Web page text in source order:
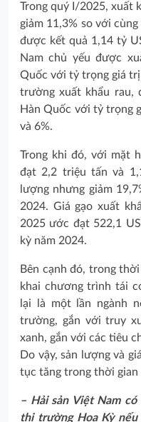
Trong quý I/2025, xuất
giảm 11,3% so với
được kết quả 1,14 tỷ
Nam chủ yếu được
Quốc với tỷ trọng giá
trường xuất khẩu rau,
Hàn Quốc với tỷ trọng
và 6%.
Trong khi đó, với mặt
đạt 2,2 triệu tấn và
lượng nhưng giảm
2024. Giá gạo xuất
2025 ước đạt 522,1
kỳ năm 2024.
Bên cạnh đó, trong
khai chương trình tái
lại là một lần ngành
trường, gắn với truy
xanh, gắn với các tiêu
Do vậy, sản lượng và
tục tăng trong thời gian
– Hải sản Việt Nam
thị trường Hoa Kỳ